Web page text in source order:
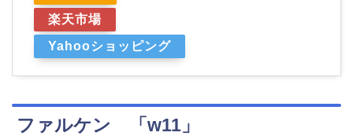
楽天市場
Yahooショッピング
ファルケン 「w11」